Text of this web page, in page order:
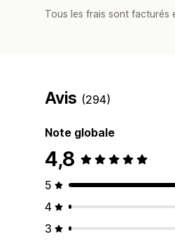
Tous les frais sont facturés
Avis (294)
Note globale
4,8
5
4
3